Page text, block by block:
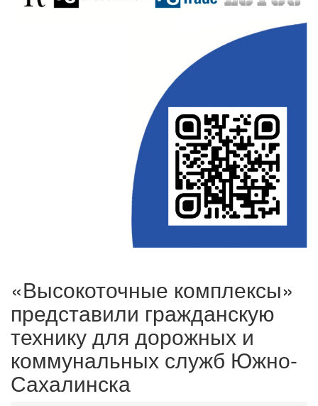
«Высокоточные комплексы»
представили гражданскую
технику для дорожных и
коммунальных служб Южно-
Сахалинска